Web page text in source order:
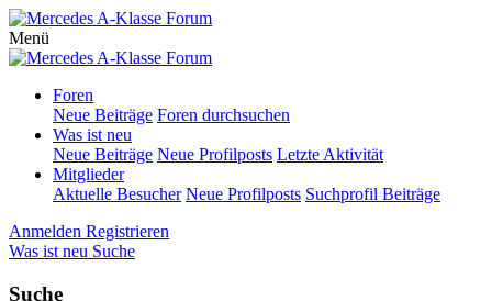
Menü
Foren
Neue Beiträge Foren durchsuchen
Was ist neu
Neue Beiträge Neue Profilposts Letzte Aktivität
Mitglieder
Aktuelle Besucher Neue Profilposts Suchprofil Beiträge
Anmelden Registrieren
Was ist neu Suche
Suche